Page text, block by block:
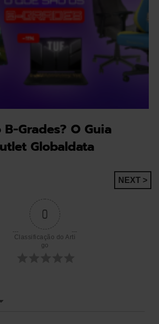
Grades? O Guia
Globaldata
NEXT >
0
Classificação do Arti
go